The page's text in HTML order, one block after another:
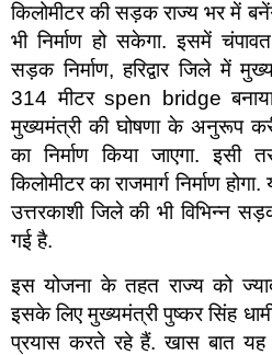
किलोमीटर की सड़क राज्य भर में
भी निर्माण हो सकेगा. इसमें
सड़क निर्माण, हरिद्वार जिले में
314 मीटर spen bridge
मुख्यमंत्री की घोषणा के अनुरूप
का निर्माण किया जाएगा.
किलोमीटर का राजमार्ग निर्माण
उत्तरकाशी जिले की भी विभिन्न
गई है.
इस योजना के तहत राज्य को
इसके लिए मुख्यमंत्री पुष्कर सिंह
प्रयास करते रहे हैं. खास बात यह